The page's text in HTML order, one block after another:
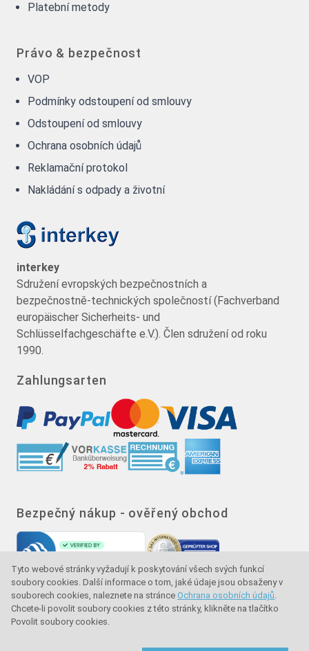
Tyto webové stránky vyžadují k poskytování všech svých funkcí
soubory cookies. Další informace o tom, jaké údaje jsou obsaženy v
souborech cookies, naleznete na stránce Ochrana osobních údajů.
Chcete-li povolit soubory cookies z této stránky, klikněte na tlačítko
Povolit soubory cookies.
Platební metody
Právo & bezpečnost
VOP
Podmínky odstoupení od smlouvy
Odstoupení od smlouvy
Ochrana osobních údajů
Reklamační protokol
Nakládání s odpady a životní
interkey
Sdružení evropských bezpečnostních a
bezpečnostně-technických společností (Fachverband
europäischer Sicherheits- und
Schlüsselfachgeschäfte e.V.). Člen sdružení od roku
1990.
Zahlungsarten
Bezpečný nákup - ověřený obchod
Značka kvality - ochrana kupujícího - ochrana